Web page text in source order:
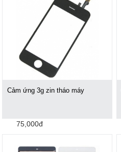
Cảm ứng 3g zin tháo máy
75,000đ